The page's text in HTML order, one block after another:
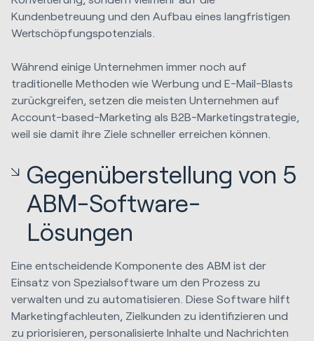
Kundenbetreuung und den Aufbau eines langfristigen
Wertschöpfungspotenzials.
Während einige Unternehmen immer noch auf
traditionelle Methoden wie Werbung und E-Mail-Blasts
zurückgreifen, setzen die meisten Unternehmen auf
Account-based-Marketing als B2B-Marketingstrategie,
weil sie damit ihre Ziele schneller erreichen können.
Gegenüberstellung von 5
ABM-Software-
Lösungen
Eine entscheidende Komponente des ABM ist der
Einsatz von Spezialsoftware um den Prozess zu
verwalten und zu automatisieren. Diese Software hilft
Marketingfachleuten, Zielkunden zu identifizieren und
zu priorisieren, personalisierte Inhalte und Nachrichten